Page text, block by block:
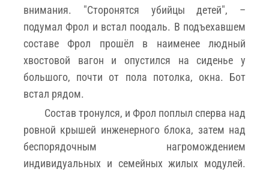
внимания. "Сторонятся убийцы детей", –
подумал Фрол и встал поодаль. В подъехавшем
составе Фрол прошёл в наименее людный
хвостовой вагон и опустился на сиденье у
большого, почти от пола потолка, окна. Бот
встал рядом.
Состав тронулся, и Фрол поплыл сперва над
ровной крышей инженерного блока, затем над
беспорядочным нагромождением
индивидуальных и семейных жилых модулей.